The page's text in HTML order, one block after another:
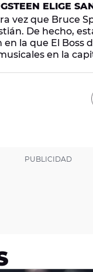
ELIGE
CONCIERTO
CUÁNDO
vez que Bruce
De hecho,
la que El Boss
en la